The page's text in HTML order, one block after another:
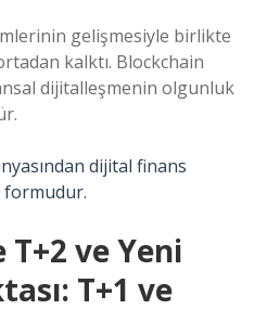
gelişmesiyle birlikte
kalktı. Blockchain
dijitalleşmenin olgunluk
dijital finans
formudur.
ve Yeni
T+1 ve